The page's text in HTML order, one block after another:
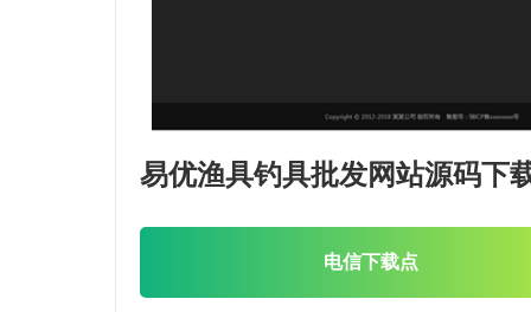
易优渔具钓具批发网站源码下
电信下载点